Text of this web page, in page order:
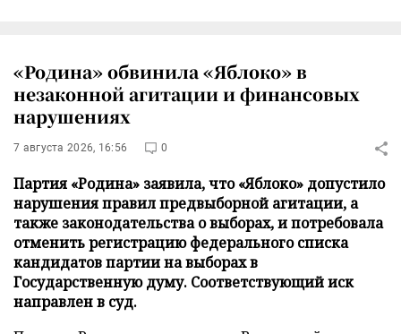
«Родина» обвинила «Яблоко» в
незаконной агитации и финансовых
нарушениях
7 августа 2026, 16:56 0
Партия «Родина» заявила, что «Яблоко» допустило
нарушения правил предвыборной агитации, а
также законодательства о выборах, и потребовала
отменить регистрацию федерального списка
кандидатов партии на выборах в
Государственную думу. Соответствующий иск
направлен в суд.